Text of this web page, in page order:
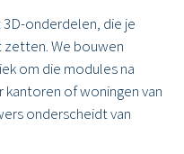
onderdelen, die je
zetten. We bouwen
om die modules na
kantoren of woningen van
onderscheidt van